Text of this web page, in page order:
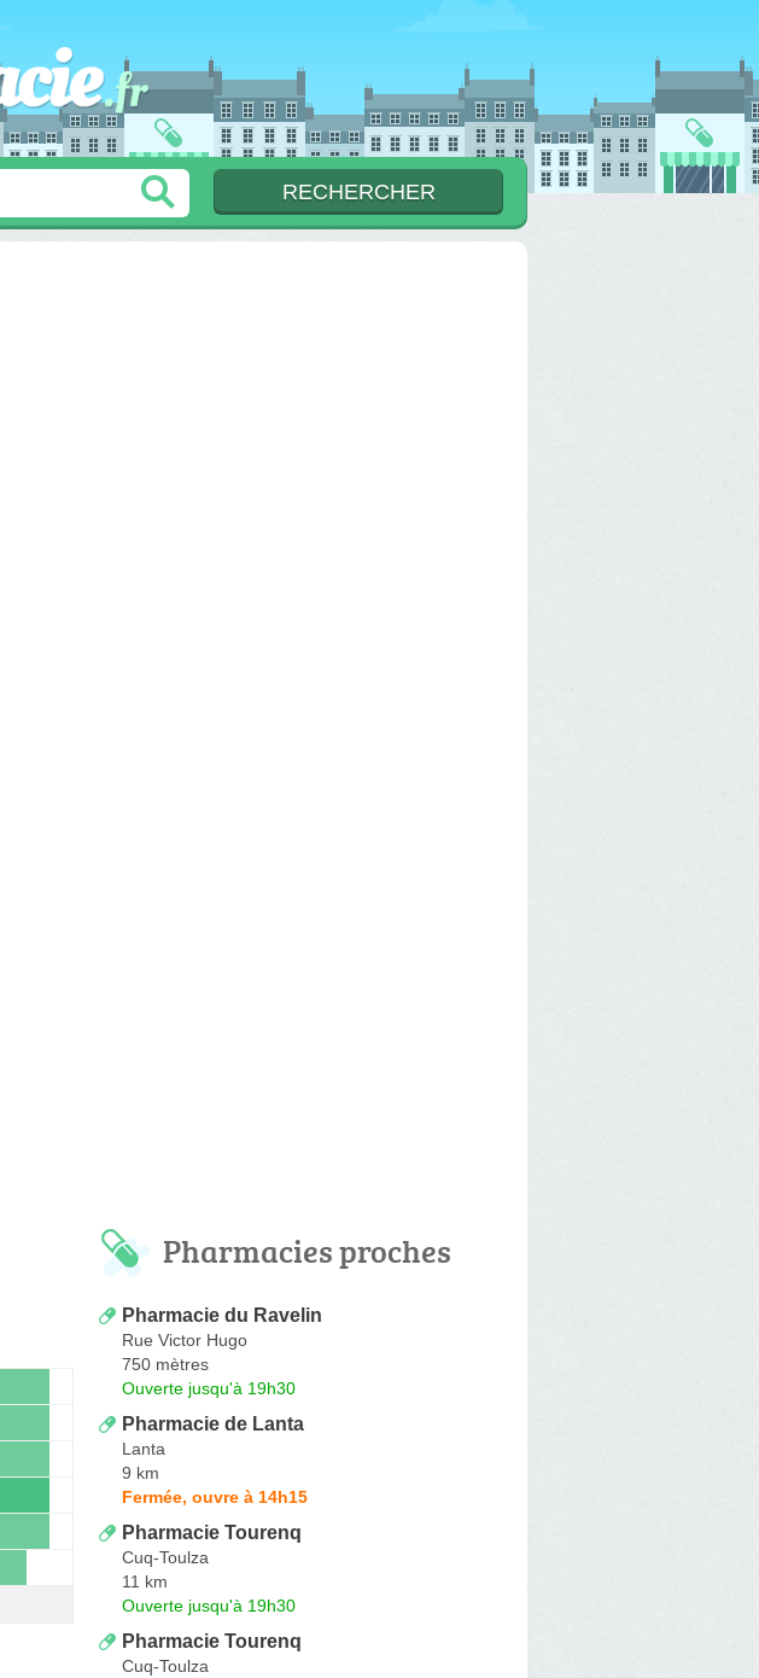
Pharmacies proches
Pharmacie du Ravelin
Rue Victor Hugo
750 mètres
Ouverte jusqu'à 19h30
Pharmacie de Lanta
Lanta
9 km
Fermée, ouvre à 14h15
Pharmacie Tourenq
Cuq-Toulza
11 km
Ouverte jusqu'à 19h30
Pharmacie Tourenq
Cuq-Toulza